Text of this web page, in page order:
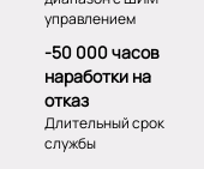
управлением
-50 000 часов
наработки на
отказ
Длительный срок
службы